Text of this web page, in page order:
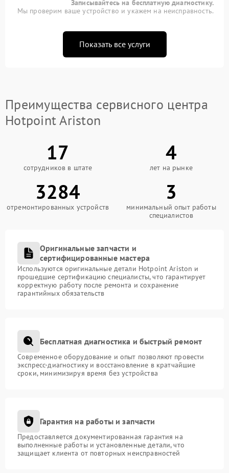
Записывайтесь на бесплатную диагностику.
Мы проверим ваше устройство и укажем на неисправность.
Показать все услуги
Преимущества сервисного центра
Hotpoint Ariston
17
сотрудников в штате
4
лет на рынке
3284
отремонтированных устройств
3
минимальный опыт работы
специалистов
Оригинальные запчасти и
сертифицированные мастера
Используются оригинальные детали Hotpoint Ariston и
прошедшие сертификацию специалисты, что гарантирует
корректную работу после ремонта и сохранение
гарантийных обязательств
Бесплатная диагностика и быстрый ремонт
Современное оборудование и опыт позволяют провести
экспресс-диагностику и восстановление в кратчайшие
сроки, минимизируя время без устройства
Гарантия на работы и запчасти
Предоставляется документированная гарантия на
выполненные работы и установленные детали, что
защищает клиента от повторных неисправностей